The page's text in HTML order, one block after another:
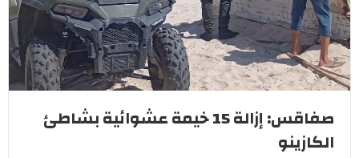
صفاقس: إزالة 15 خيمة عشوائية بشاطئ
الكازينو